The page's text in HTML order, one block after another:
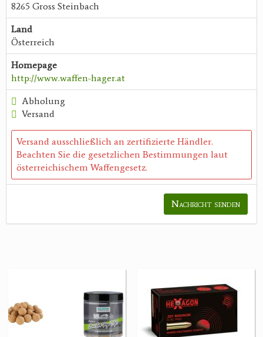
8265 Gross Steinbach
Land
Österreich
Homepage
http://www.waffen-hager.at
Abholung
Versand
Versand ausschließlich an zertifizierte Händler.
Beachten Sie die gesetzlichen Bestimmungen laut
österreichischem Waffengesetz.
Nachricht senden